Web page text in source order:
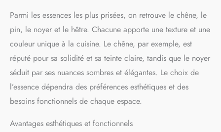
Parmi les essences les plus prisées, on retrouve le chêne, le
pin, le noyer et le hêtre. Chacune apporte une texture et une
couleur unique à la cuisine. Le chêne, par exemple, est
réputé pour sa solidité et sa teinte claire, tandis que le noyer
séduit par ses nuances sombres et élégantes. Le choix de
l’essence dépendra des préférences esthétiques et des
besoins fonctionnels de chaque espace.
Avantages esthétiques et fonctionnels